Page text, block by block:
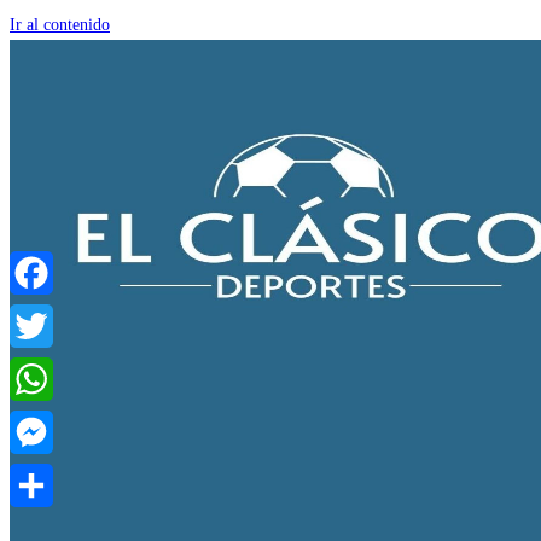
Ir al contenido
Facebook
Twitter
WhatsApp
Messenger